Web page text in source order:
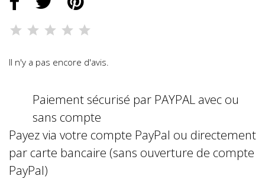
Il n'y a pas encore d'avis.
Paiement sécurisé par PAYPAL avec ou
sans compte
Payez via votre compte PayPal ou directement
par carte bancaire (sans ouverture de compte
PayPal)